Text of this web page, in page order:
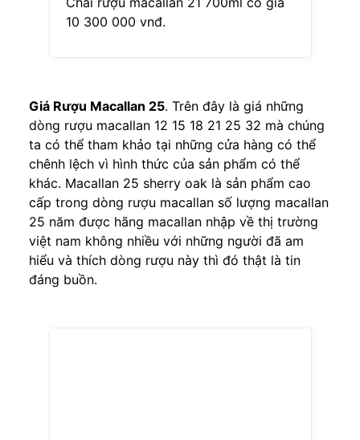
10 300 000 vnđ.
Giá Rượu Macallan 25. Trên đây là giá những
dòng rượu macallan 12 15 18 21 25 32 mà chúng
ta có thể tham khảo tại những cửa hàng có thể
chênh lệch vì hình thức của sản phẩm có thể
khác. Macallan 25 sherry oak là sản phẩm cao
cấp trong dòng rượu macallan số lượng macallan
25 năm được hãng macallan nhập về thị trường
việt nam không nhiều với những người đã am
hiểu và thích dòng rượu này thì đó thật là tin
đáng buồn.